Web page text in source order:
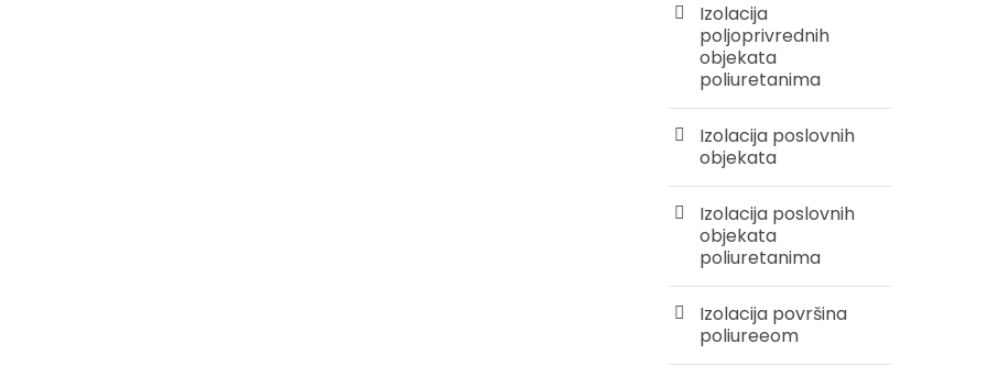
Izolacija
poljoprivrednih
objekata
poliuretanima
Izolacija poslovnih
objekata
Izolacija poslovnih
objekata
poliuretanima
Izolacija površina
poliureeom